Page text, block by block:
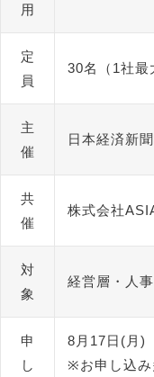
用
定
員
30名（1社最
主
催
日本経済新
共
催
株式会社
対
象
経営層・人
申
し
8月17日(月)
※お申し込み